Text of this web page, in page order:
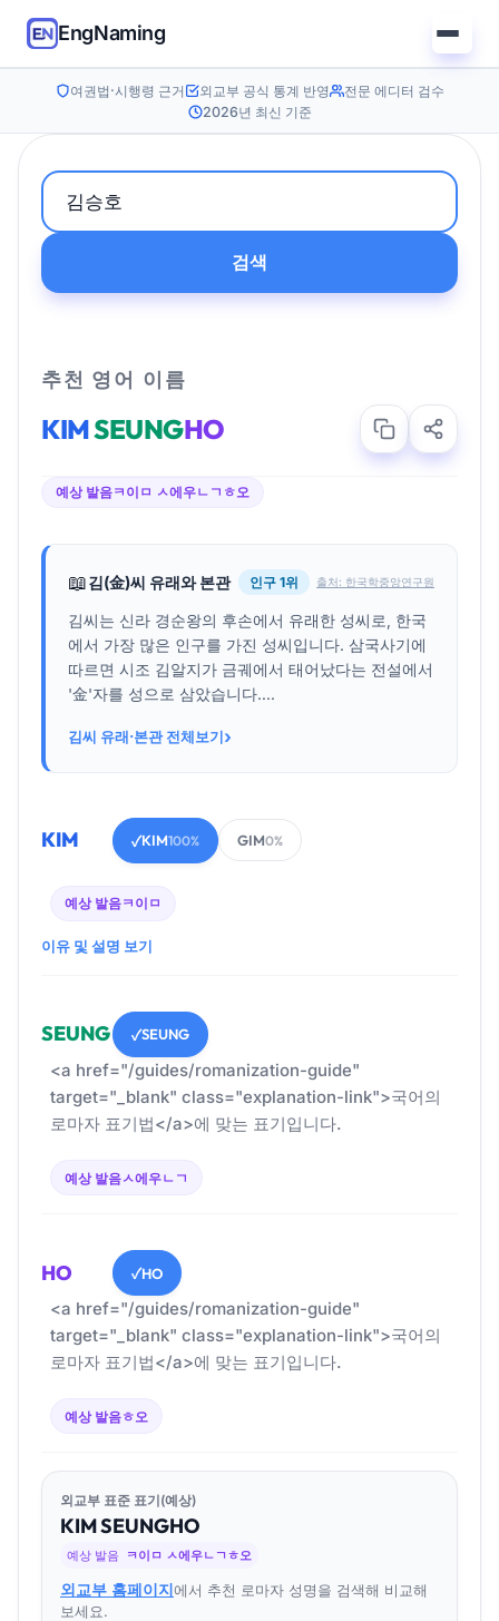
EngNaming
여권법·시행령 근거 외교부 공식 통계 반영
전문 에디터 검수
2026년 최신 기준
검색
추천 영어 이름
KIMSEUNGHO
예상 발음ㅋ이ㅁ ㅅ에우ㄴㄱㅎ오
📖김(金)씨 유래와 본관 인구 1위 출처: 한국학중앙연구원
김씨는 신라 경순왕의 후손에서 유래한 성씨로, 한국
에서 가장 많은 인구를 가진 성씨입니다. 삼국사기에
따르면 시조 김알지가 금궤에서 태어났다는 전설에서
'金'자를 성으로 삼았습니다....
김씨 유래·본관 전체보기›
KIM ✓KIM100% GIM0%
예상 발음ㅋ이ㅁ
이유 및 설명 보기
SEUNG ✓SEUNG
<a href="/guides/romanization-guide"
target="_blank" class="explanation-link">국어의
로마자 표기법</a>에 맞는 표기입니다.
예상 발음ㅅ에우ㄴㄱ
HO ✓HO
<a href="/guides/romanization-guide"
target="_blank" class="explanation-link">국어의
로마자 표기법</a>에 맞는 표기입니다.
예상 발음ㅎ오
외교부 표준 표기(예상)
KIMSEUNGHO
예상 발음 ㅋ이ㅁ ㅅ에우ㄴㄱㅎ오
외교부 홈페이지에서 추천 로마자 성명을 검색해 비교해
보세요.